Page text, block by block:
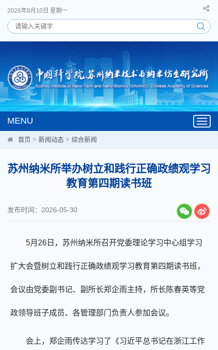
2026年8月10日 星期一
MENU
首页 > 新闻动态 > 综合新闻
苏州纳米所举办树立和践行正确政绩观学习
教育第四期读书班
发布时间：2026-05-30
5月26日，苏州纳米所召开党委理论学习中心组学习
扩大会暨树立和践行正确政绩观学习教育第四期读书班，
会议由党委副书记、副所长郑企雨主持，所长陈春英等党
政领导班子成员、各管理部门负责人参加会议。
会上，郑企雨传达学习了《习近平总书记在浙江工作